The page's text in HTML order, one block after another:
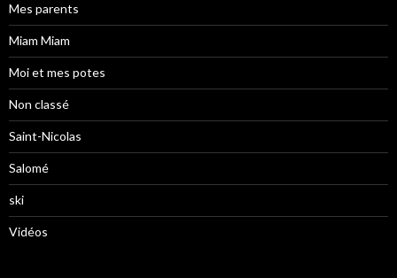
Mes parents
Miam Miam
Moi et mes potes
Non classé
Saint-Nicolas
Salomé
ski
Vidéos